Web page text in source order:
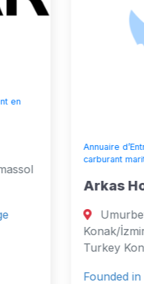
Annuaire
carburant
Arkas
Umurbey,
Konak/
Turkey
Founded in